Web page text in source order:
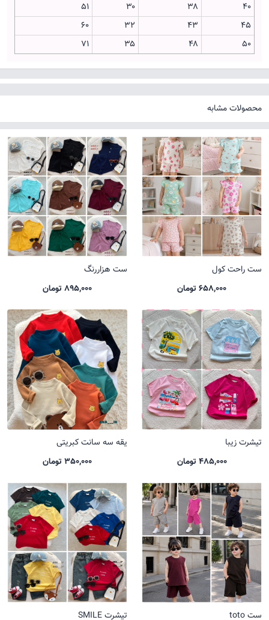
۴۰
۳۸ ۳۰
۵۱
۴۵
۴۳ ۳۲
۶۰
۵۰
۴۸ ۳۵ ۷۱
محصولات مشابه
ست راحت کول
658,000 تومان
ست هزاررنگ
895,000 تومان
تیشرت زیبا
485,000 تومان
یقه سه سانت کبریتی
350,000 تومان
ست toto
تیشرت SMILE